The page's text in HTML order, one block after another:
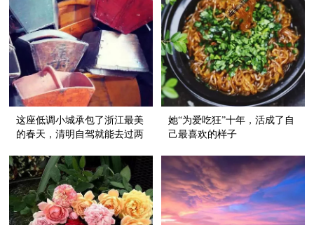
这座低调小城承包了浙江最美
的春天，清明自驾就能去过两
她“为爱吃狂”十年，活成了自
己最喜欢的样子